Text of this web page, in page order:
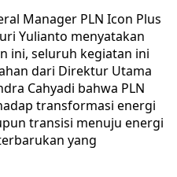
Manager PLN Icon Plus
Yulianto menyatakan
ini, seluruh kegiatan ini
dari Direktur Utama
Cahyadi bahwa PLN
transformasi energi
transisi menuju energi
yang